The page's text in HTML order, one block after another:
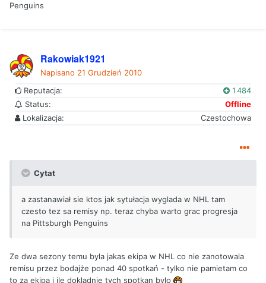
Penguins
Rakowiak1921
Napisano 21 Grudzień 2010
Reputacja:
1 484
Status:
Offline
Lokalizacja:
Czestochowa
Cytat
a zastanawiał sie ktos jak sytułacja wyglada w NHL tam
czesto tez sa remisy np. teraz chyba warto grac progresja
na Pittsburgh Penguins
Ze dwa sezony temu byla jakas ekipa w NHL co nie zanotowala
remisu przez bodajże ponad 40 spotkań - tylko nie pamietam co
to za ekipa i ile dokladnie tych spotkan bylo